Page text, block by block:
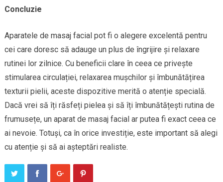
Concluzie
Aparatele de masaj facial pot fi o alegere excelentă pentru
cei care doresc să adauge un plus de îngrijire și relaxare
rutinei lor zilnice. Cu beneficii clare în ceea ce privește
stimularea circulației, relaxarea mușchilor și îmbunătățirea
texturii pielii, aceste dispozitive merită o atenție specială.
Dacă vrei să îți răsfeți pielea și să îți îmbunătățești rutina de
frumusețe, un aparat de masaj facial ar putea fi exact ceea ce
ai nevoie. Totuși, ca în orice investiție, este important să alegi
cu atenție și să ai așteptări realiste.